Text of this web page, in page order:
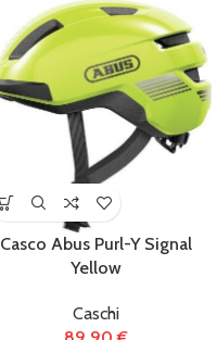
Casco Abus Purl-Y Signal
Yellow
Caschi